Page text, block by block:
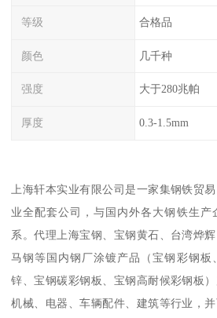
等级 合格品
颜色 几千种
强度 大于280兆帕
厚度 0.3-1.5mm
上海轩本实业有限公司是一家集钢铁贸
业全配套公司，与国内外各大钢铁生产
系。代理上海宝钢、宝钢黄石、台湾烨辉
马钢等国内钢厂涂镀产品（宝钢彩钢板
锌、宝钢碳彩钢板、宝钢高耐候彩钢板）
机械、电器、车辆配件、建筑等行业，并